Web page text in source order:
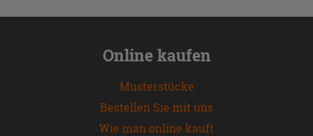
Online kaufen
Musterstücke
Bestellen Sie mit uns
Wie man online kauft